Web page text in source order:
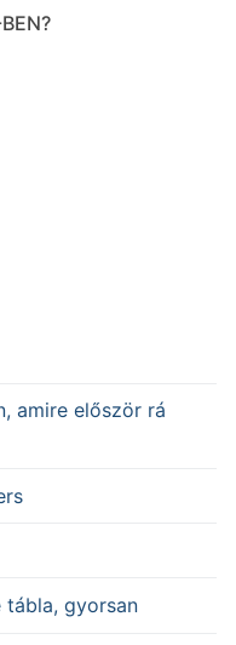
amire először rá
tábla, gyorsan